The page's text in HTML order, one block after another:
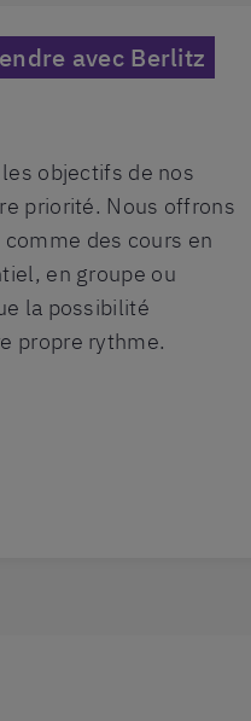
avec Berlitz
objectifs de nos
priorité. Nous offrons
des cours en
en groupe ou
la possibilité
propre rythme.